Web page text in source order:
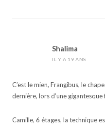
Shalima
IL Y A 19 ANS
C’est le mien, Frangibus, le
dernière, lors d’une gigantesque
Camille, 6 étages, la technique